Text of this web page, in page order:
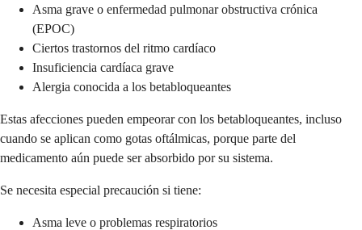
Asma grave o enfermedad pulmonar obstructiva crónica
(EPOC)
Ciertos trastornos del ritmo cardíaco
Insuficiencia cardíaca grave
Alergia conocida a los betabloqueantes
Estas afecciones pueden empeorar con los betabloqueantes, incluso
cuando se aplican como gotas oftálmicas, porque parte del
medicamento aún puede ser absorbido por su sistema.
Se necesita especial precaución si tiene:
Asma leve o problemas respiratorios